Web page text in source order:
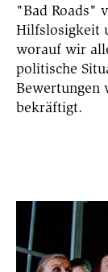
"Bad Roads"
Hilfslosigkeit
worauf wir
politische
Bewertungen
bekräftigt.